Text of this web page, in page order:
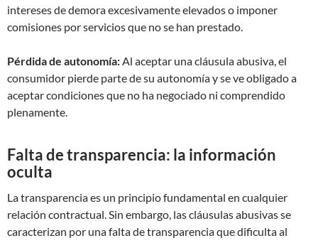
intereses de demora excesivamente elevados o imponer
comisiones por servicios que no se han prestado.
Pérdida de autonomía: Al aceptar una cláusula abusiva, el
consumidor pierde parte de su autonomía y se ve obligado a
aceptar condiciones que no ha negociado ni comprendido
plenamente.
Falta de transparencia: la información
oculta
La transparencia es un principio fundamental en cualquier
relación contractual. Sin embargo, las cláusulas abusivas se
caracterizan por una falta de transparencia que dificulta al